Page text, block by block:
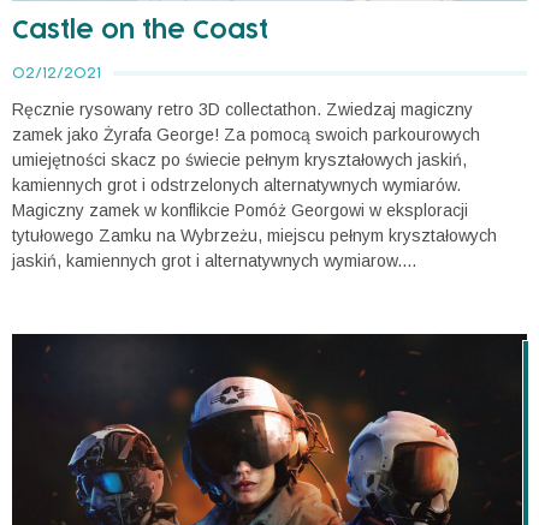
Castle on the Coast
02/12/2021
Ręcznie rysowany retro 3D collectathon. Zwiedzaj magiczny
zamek jako Żyrafa George! Za pomocą swoich parkourowych
umiejętności skacz po świecie pełnym kryształowych jaskiń,
kamiennych grot i odstrzelonych alternatywnych wymiarów.
Magiczny zamek w konflikcie Pomóż Georgowi w eksploracji
tytułowego Zamku na Wybrzeżu, miejscu pełnym kryształowych
jaskiń, kamiennych grot i alternatywnych wymiarow....